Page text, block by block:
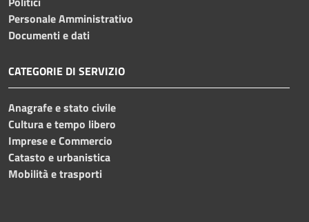
Personale Amministrativo
Documenti e dati
CATEGORIE DI SERVIZIO
Anagrafe e stato civile
Cultura e tempo libero
Imprese e Commercio
Catasto e urbanistica
Mobilità e trasporti